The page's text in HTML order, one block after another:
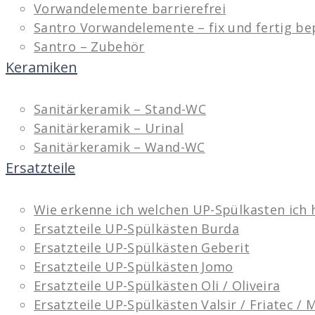
Vorwandelemente barrierefrei
Santro Vorwandelemente – fix und fertig
Santro – Zubehör
Keramiken
Sanitärkeramik – Stand-WC
Sanitärkeramik – Urinal
Sanitärkeramik – Wand-WC
Ersatzteile
Wie erkenne ich welchen UP-Spülkasten ich
Ersatzteile UP-Spülkästen Burda
Ersatzteile UP-Spülkästen Geberit
Ersatzteile UP-Spülkästen Jomo
Ersatzteile UP-Spülkästen Oli / Oliveira
Ersatzteile UP-Spülkästen Valsir / Friatec /